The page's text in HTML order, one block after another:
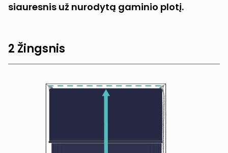
siauresnis už nurodytą gaminio plotį.
2 Žingsnis